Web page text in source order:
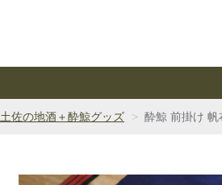
土佐の地酒＋酔鯨グッズ 酔鯨 前掛け 帆